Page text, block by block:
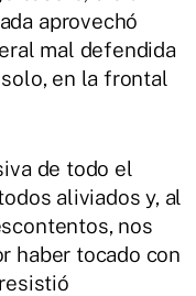
aprovechó
mal defendida
en la frontal
de todo el
aliviados y, al
nos
haber tocado con